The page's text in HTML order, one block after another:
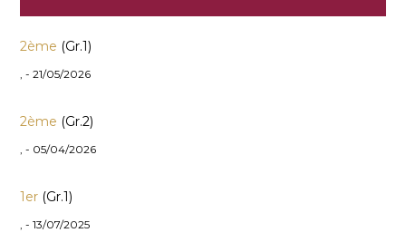
2ème (Gr.1)
, - 21/05/2026
2ème (Gr.2)
, - 05/04/2026
1er (Gr.1)
, - 13/07/2025